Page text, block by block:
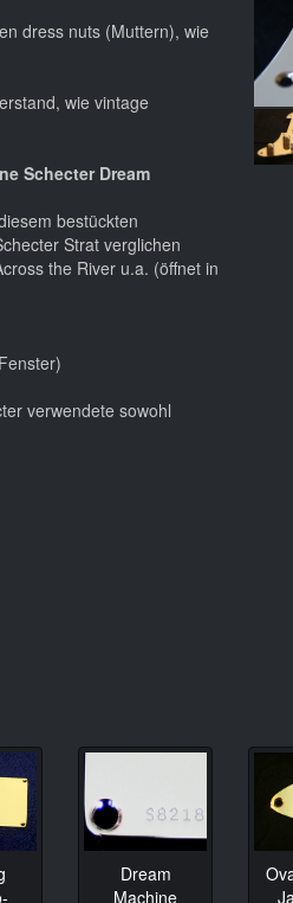
dress nuts (Muttern), wie
wie vintage
Schecter Dream
bestückten
Strat verglichen
the River u.a. (öffnet in
verwendete sowohl
Dream
Machine